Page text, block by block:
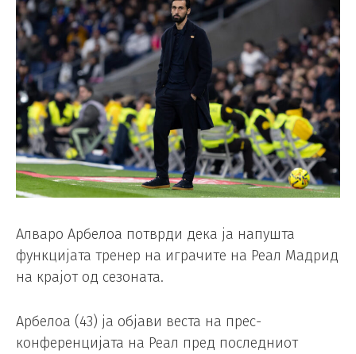
Алваро Арбелоа потврди дека ја напушта
функцијата тренер на играчите на Реал Мадрид
на крајот од сезоната.
Арбелоа (43) ја објави веста на прес-
конференцијата на Реал пред последниот